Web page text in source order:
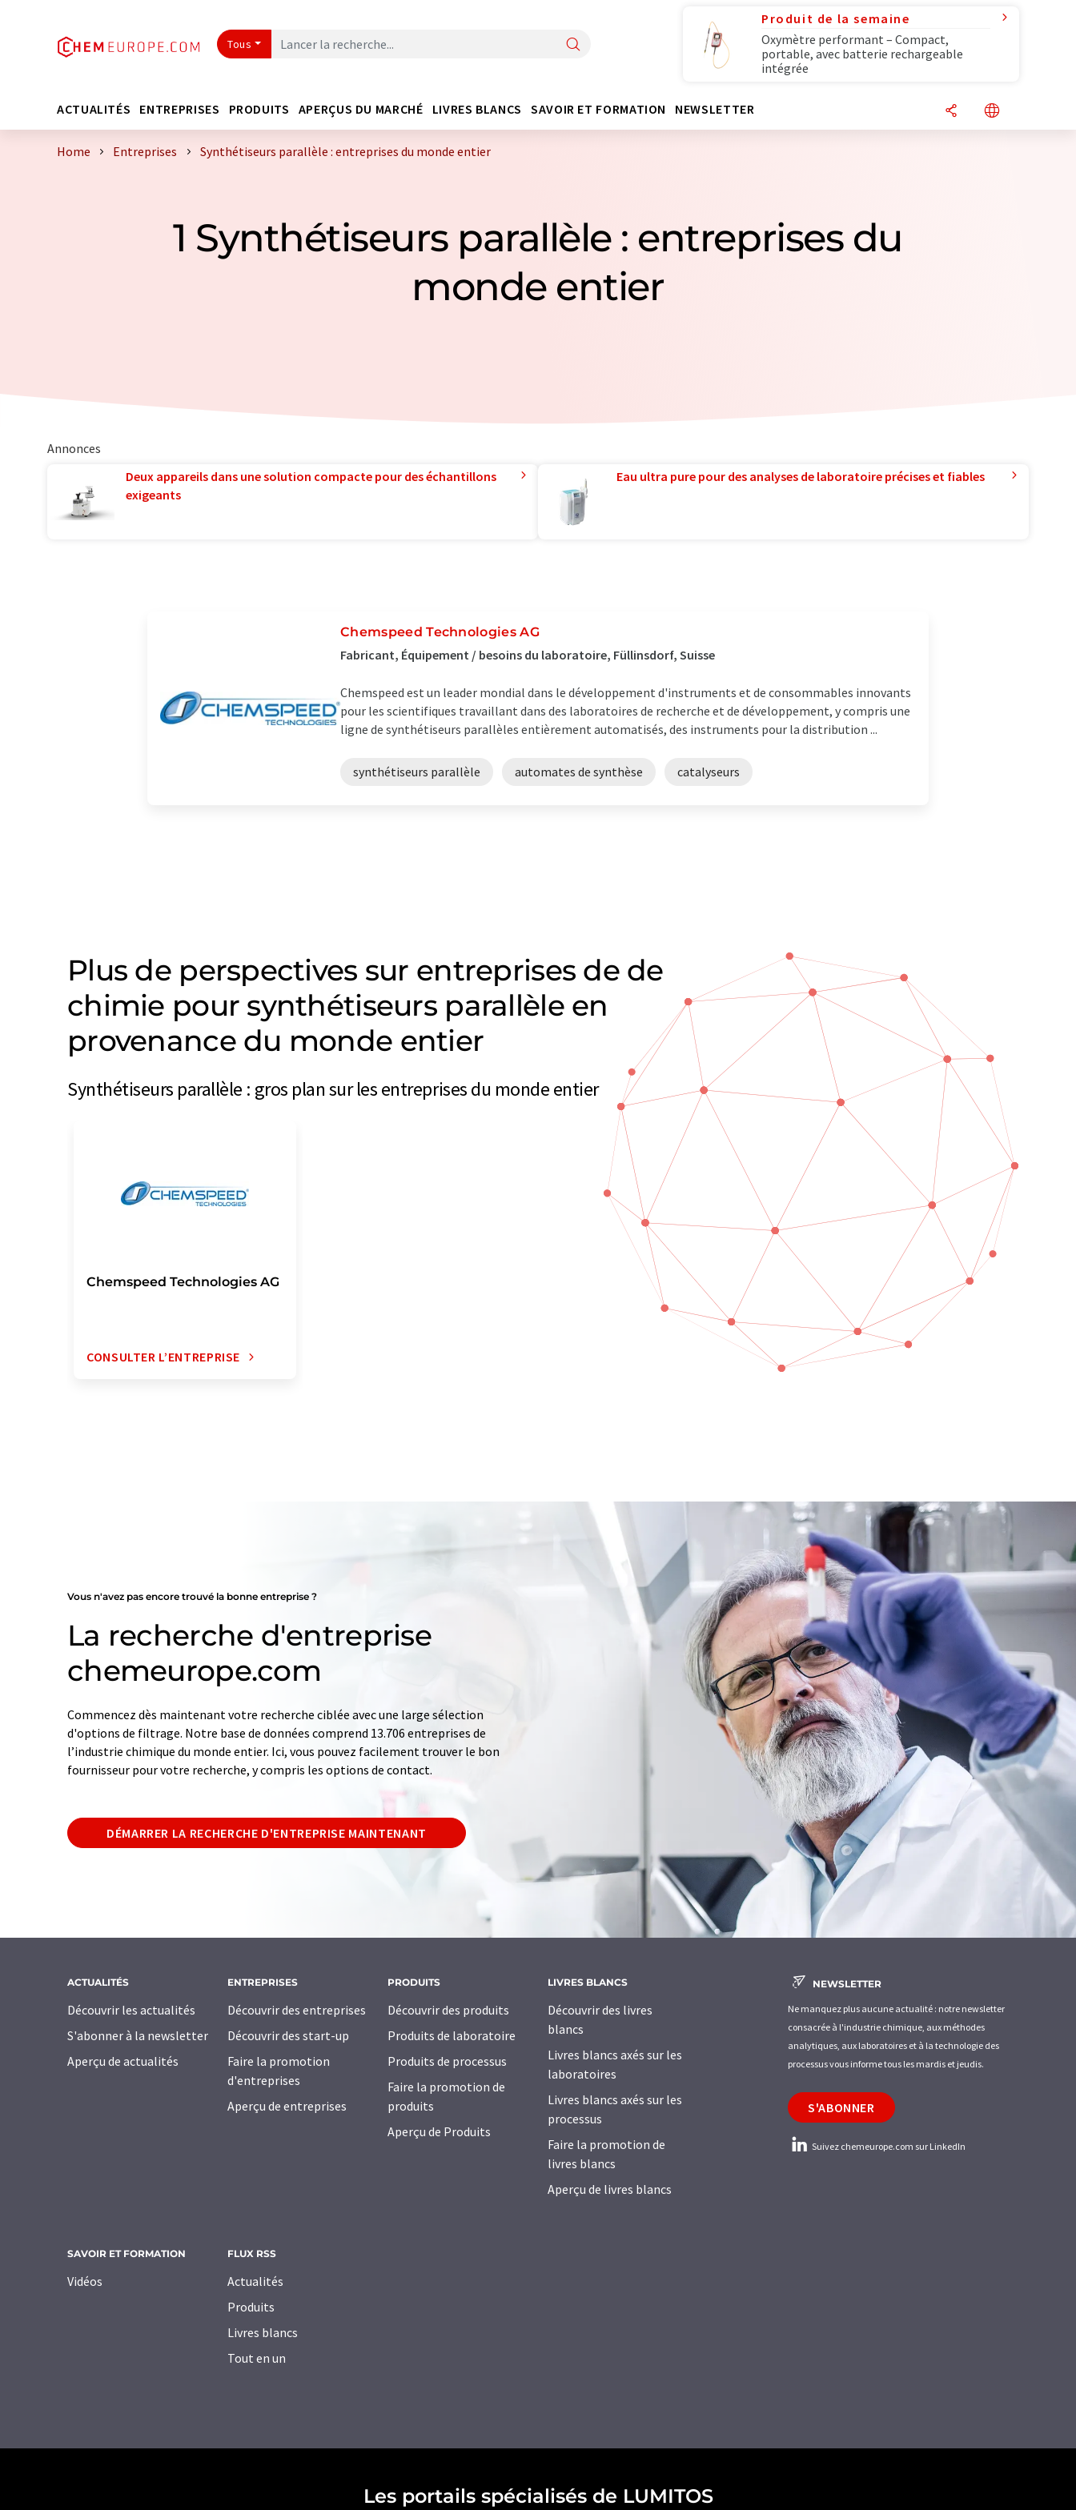
Tous
Produit de la semaine
Oxymètre performant – Compact,
portable, avec batterie rechargeable
intégrée
ACTUALITÉS ENTREPRISES PRODUITS APERÇUS DU MARCHÉ LIVRES BLANCS SAVOIR ET FORMATION NEWSLETTER
Home Entreprises Synthétiseurs parallèle : entreprises du monde entier
1 Synthétiseurs parallèle : entreprises du
monde entier
Annonces
Deux appareils dans une solution compacte pour des échantillons
exigeants
Eau ultra pure pour des analyses de laboratoire précises et fiables
Chemspeed Technologies AG
Fabricant, Équipement / besoins du laboratoire, Füllinsdorf, Suisse
Chemspeed est un leader mondial dans le développement d'instruments et de consommables innovants
pour les scientifiques travaillant dans des laboratoires de recherche et de développement, y compris une
ligne de synthétiseurs parallèles entièrement automatisés, des instruments pour la distribution ...
synthétiseurs parallèle automates de synthèse catalyseurs
Plus de perspectives sur entreprises de de
chimie pour synthétiseurs parallèle en
provenance du monde entier
Synthétiseurs parallèle : gros plan sur les entreprises du monde entier
Chemspeed Technologies AG
CONSULTER L’ENTREPRISE
Vous n'avez pas encore trouvé la bonne entreprise ?
La recherche d'entreprise
chemeurope.com
Commencez dès maintenant votre recherche ciblée avec une large sélection
d'options de filtrage. Notre base de données comprend 13.706 entreprises de
l’industrie chimique du monde entier. Ici, vous pouvez facilement trouver le bon
fournisseur pour votre recherche, y compris les options de contact.
DÉMARRER LA RECHERCHE D'ENTREPRISE MAINTENANT
ACTUALITÉS
Découvrir les actualités
S'abonner à la newsletter
Aperçu de actualités
ENTREPRISES
Découvrir des entreprises
Découvrir des start-up
Faire la promotion
d'entreprises
Aperçu de entreprises
PRODUITS
Découvrir des produits
Produits de laboratoire
Produits de processus
Faire la promotion de
produits
Aperçu de Produits
LIVRES BLANCS
Découvrir des livres
blancs
Livres blancs axés sur les
laboratoires
Livres blancs axés sur les
processus
Faire la promotion de
livres blancs
Aperçu de livres blancs
SAVOIR ET FORMATION
Vidéos
FLUX RSS
Actualités
Produits
Livres blancs
Tout en un
NEWSLETTER
Ne manquez plus aucune actualité : notre newsletter
consacrée à l'industrie chimique, aux méthodes
analytiques, aux laboratoires et à la technologie des
processus vous informe tous les mardis et jeudis.
S'ABONNER
Suivez chemeurope.com sur LinkedIn
Les portails spécialisés de LUMITOS